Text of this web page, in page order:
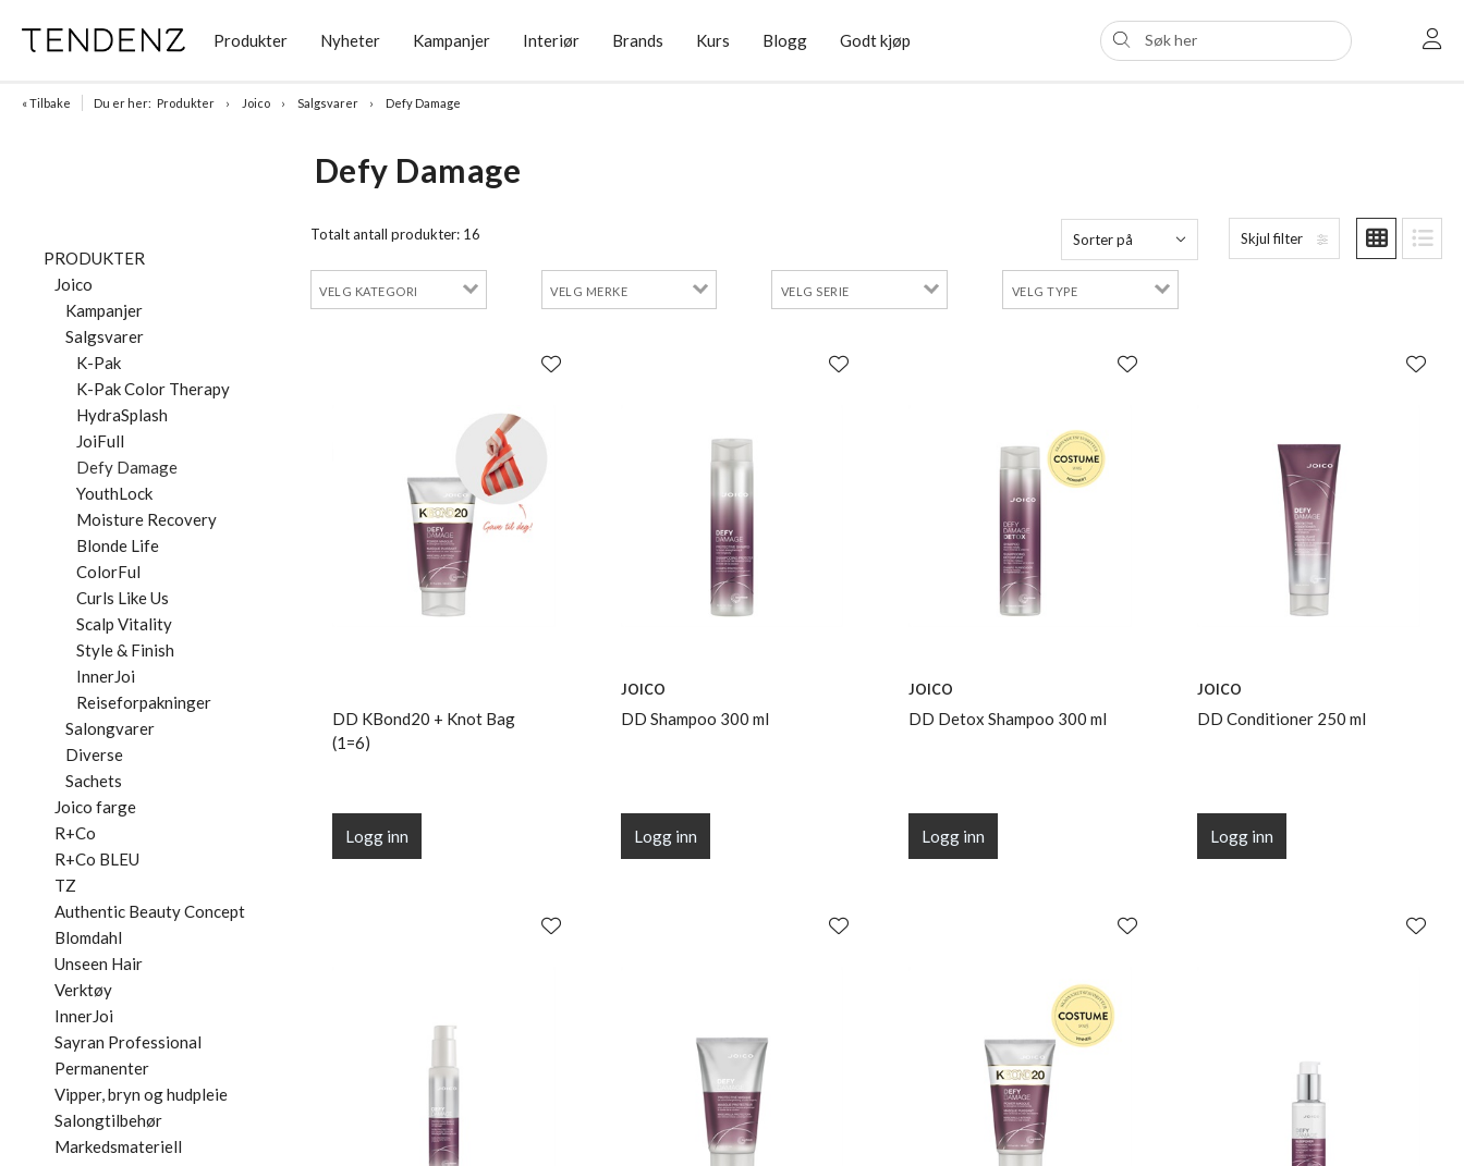
Produkter Nyheter Kampanjer Interiør Brands Kurs Blogg Godt kjøp
« Tilbake Du er her: Produkter Joico Salgsvarer Defy Damage
Defy Damage
PRODUKTER
Joico
Kampanjer
Salgsvarer
K-Pak
K-Pak Color Therapy
HydraSplash
JoiFull
Defy Damage
YouthLock
Moisture Recovery
Blonde Life
ColorFul
Curls Like Us
Scalp Vitality
Style & Finish
InnerJoi
Reiseforpakninger
Salongvarer
Diverse
Sachets
Joico farge
R+Co
R+Co BLEU
TZ
Authentic Beauty Concept
Blomdahl
Unseen Hair
Verktøy
InnerJoi
Sayran Professional
Permanenter
Vipper, bryn og hudpleie
Salongtilbehør
Markedsmateriell
Totalt antall produkter: 16 Skjul filter
Sorter på
DD KBond20 + Knot Bag
(1=6)
Logg inn
JOICO
DD Shampoo 300 ml
Logg inn
JOICO
DD Detox Shampoo 300 ml
Logg inn
JOICO
DD Conditioner 250 ml
Logg inn